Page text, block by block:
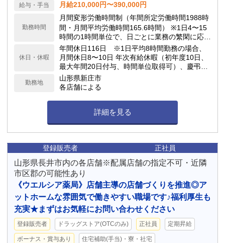
給与・手当 月給210,000円〜390,000円
勤務時間
月間変形労働時間制（年間所定労働時間1988時
間・月間平均労働時間165.6時間） ※1日4〜15
時間の1時間単位で、日ごとに業務の繁閑に応じ
て勤務時間を設定します。
休日・休暇
年間休日116日 ※1日平均8時間勤務の場合、
月間休日8〜10日 年次有給休暇（初年度10日、
最大年間20日付与、時間単位取得可）、慶弔休
暇、子の看護休暇、介護休暇 他
勤務地
山形県新庄市
各店舗による
詳細を見る
登録販売者 正社員
山形県長井市内の各店舗※配属店舗の指定不可・近隣
市区郡の可能性あり
《ウエルシア薬局》店舗主導の店舗づくりを推進◎ア
ットホームな雰囲気で働きやすい職場です♪福利厚生も
充実★まずはお気軽にお問い合わせください
登録販売者 ドラッグストア(OTCのみ) 正社員 定期昇給
ボーナス・賞与あり 住宅補助(手当)・寮・社宅